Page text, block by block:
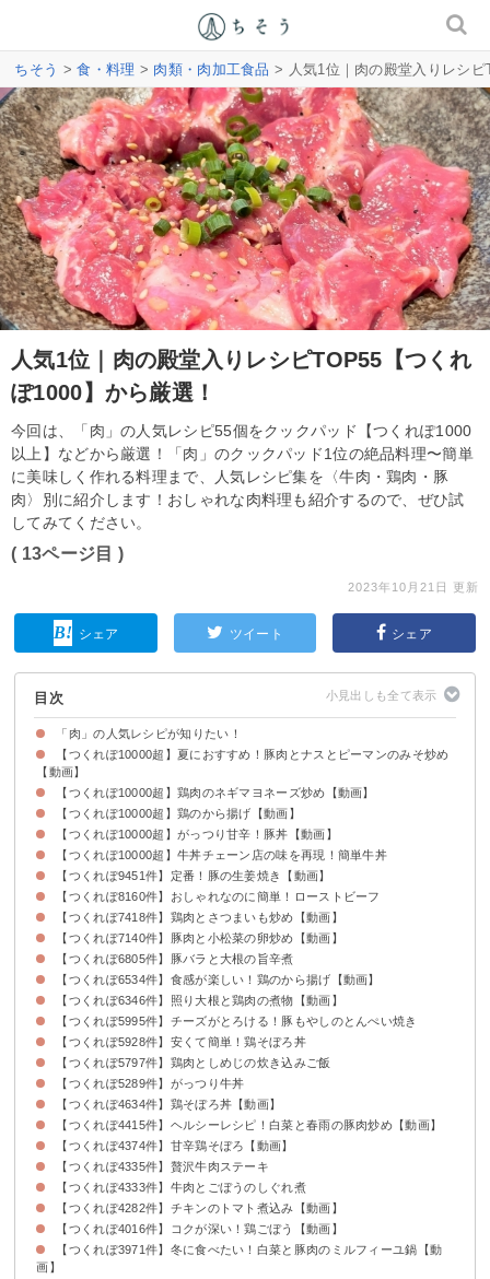
ちそう >食・料理 > 肉類・肉加工食品 > 人気1位｜肉の殿堂入りレシ
人気1位｜肉の殿堂入りレシピTOP55【つくれ
ぽ1000】から厳選！
今回は、「肉」の人気レシピ55個をクックパッド【つくれぽ1000
以上】などから厳選！「肉」のクックパッド1位の絶品料理〜簡単
に美味しく作れる料理まで、人気レシピ集を〈牛肉・鶏肉・豚
肉〉別に紹介します！おしゃれな肉料理も紹介するので、ぜひ試
してみてください。
( 13ページ目 )
2023年10月21日 更新
シェア ツイート シェア
目次
「肉」の人気レシピが知りたい！
【つくれぽ10000超】夏におすすめ！豚肉とナスとピーマンのみそ炒め
【動画】
【つくれぽ10000超】鶏肉のネギマヨネーズ炒め【動画】
【つくれぽ10000超】鶏のから揚げ【動画】
【つくれぽ10000超】がっつり甘辛！豚丼【動画】
【つくれぽ10000超】牛丼チェーン店の味を再現！簡単牛丼
【つくれぽ9451件】定番！豚の生姜焼き【動画】
【つくれぽ8160件】おしゃれなのに簡単！ローストビーフ
【つくれぽ7418件】鶏肉とさつまいも炒め【動画】
【つくれぽ7140件】豚肉と小松菜の卵炒め【動画】
【つくれぽ6805件】豚バラと大根の旨辛煮
【つくれぽ6534件】食感が楽しい！鶏のから揚げ【動画】
【つくれぽ6346件】照り大根と鶏肉の煮物【動画】
【つくれぽ5995件】チーズがとろける！豚もやしのとんぺい焼き
【つくれぽ5928件】安くて簡単！鶏そぼろ丼
【つくれぽ5797件】鶏肉としめじの炊き込みご飯
【つくれぽ5289件】がっつり牛丼
【つくれぽ4634件】鶏そぼろ丼【動画】
【つくれぽ4415件】ヘルシーレシピ！白菜と春雨の豚肉炒め【動画】
【つくれぽ4374件】甘辛鶏そぼろ【動画】
【つくれぽ4335件】贅沢牛肉ステーキ
【つくれぽ4333件】牛肉とごぼうのしぐれ煮
【つくれぽ4282件】チキンのトマト煮込み【動画】
【つくれぽ4016件】コクが深い！鶏ごぼう【動画】
【つくれぽ3971件】冬に食べたい！白菜と豚肉のミルフィーユ鍋【動
画】